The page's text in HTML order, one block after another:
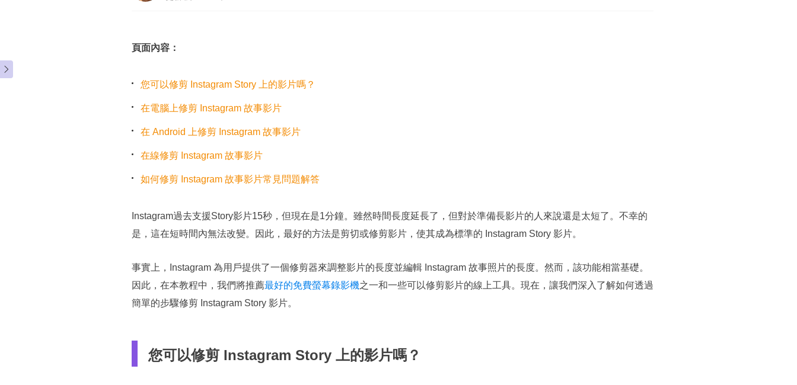

頁面內容：
您可以修剪 Instagram Story 上的影片嗎？
在電腦上修剪 Instagram 故事影片
在 Android 上修剪 Instagram 故事影片
在線修剪 Instagram 故事影片
如何修剪 Instagram 故事影片常見問題解答
Instagram過去支援Story影片15秒，但現在是1分鐘。雖然時間長度延長了，但對於準備長影片的人來說還是太短了。不幸的
是，這在短時間內無法改變。因此，最好的方法是剪切或修剪影片，使其成為標準的 Instagram Story 影片。
事實上，Instagram 為用戶提供了一個修剪器來調整影片的長度並編輯 Instagram 故事照片的長度。然而，該功能相當基礎。
因此，在本教程中，我們將推薦最好的免費螢幕錄影機之一和一些可以修剪影片的線上工具。現在，讓我們深入了解如何透過
簡單的步驟修剪 Instagram Story 影片。
您可以修剪 Instagram Story 上的影片嗎？